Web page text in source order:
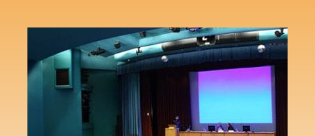
Saiba mais